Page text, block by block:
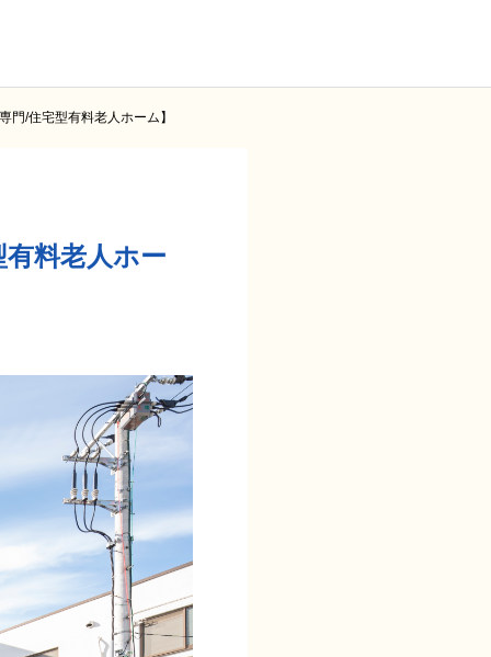
門/住宅型有料老人ホーム】
料老人ホー